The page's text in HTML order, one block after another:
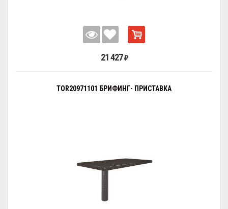
21 427 ₽
TOR20971101 БРИФИНГ- ПРИСТАВКА